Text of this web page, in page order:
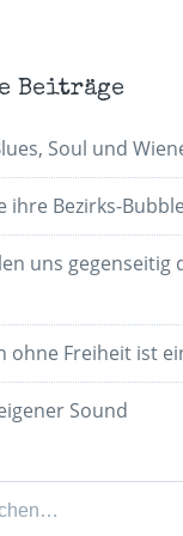
Beiträge
Soul und
ihre Bezirks-
uns gegenseitig
ohne Freiheit ist
Sound